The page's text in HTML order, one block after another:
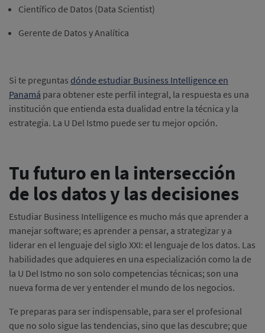
Científico de Datos (Data Scientist)
Gerente de Datos y Analítica
Si te preguntas dónde estudiar Business Intelligence en
Panamá para obtener este perfil integral, la respuesta es una
institución que entienda esta dualidad entre la técnica y la
estrategia. La U Del Istmo puede ser tu mejor opción.
Tu futuro en la intersección
de los datos y las decisiones
Estudiar Business Intelligence es mucho más que aprender a
manejar software; es aprender a pensar, a strategizar y a
liderar en el lenguaje del siglo XXI: el lenguaje de los datos. Las
habilidades que adquieres en una especialización como la de
la U Del Istmo no son solo competencias técnicas; son una
nueva forma de ver y entender el mundo de los negocios.
Te preparas para ser indispensable, para ser el profesional
que no solo sigue las tendencias, sino que las descubre; que